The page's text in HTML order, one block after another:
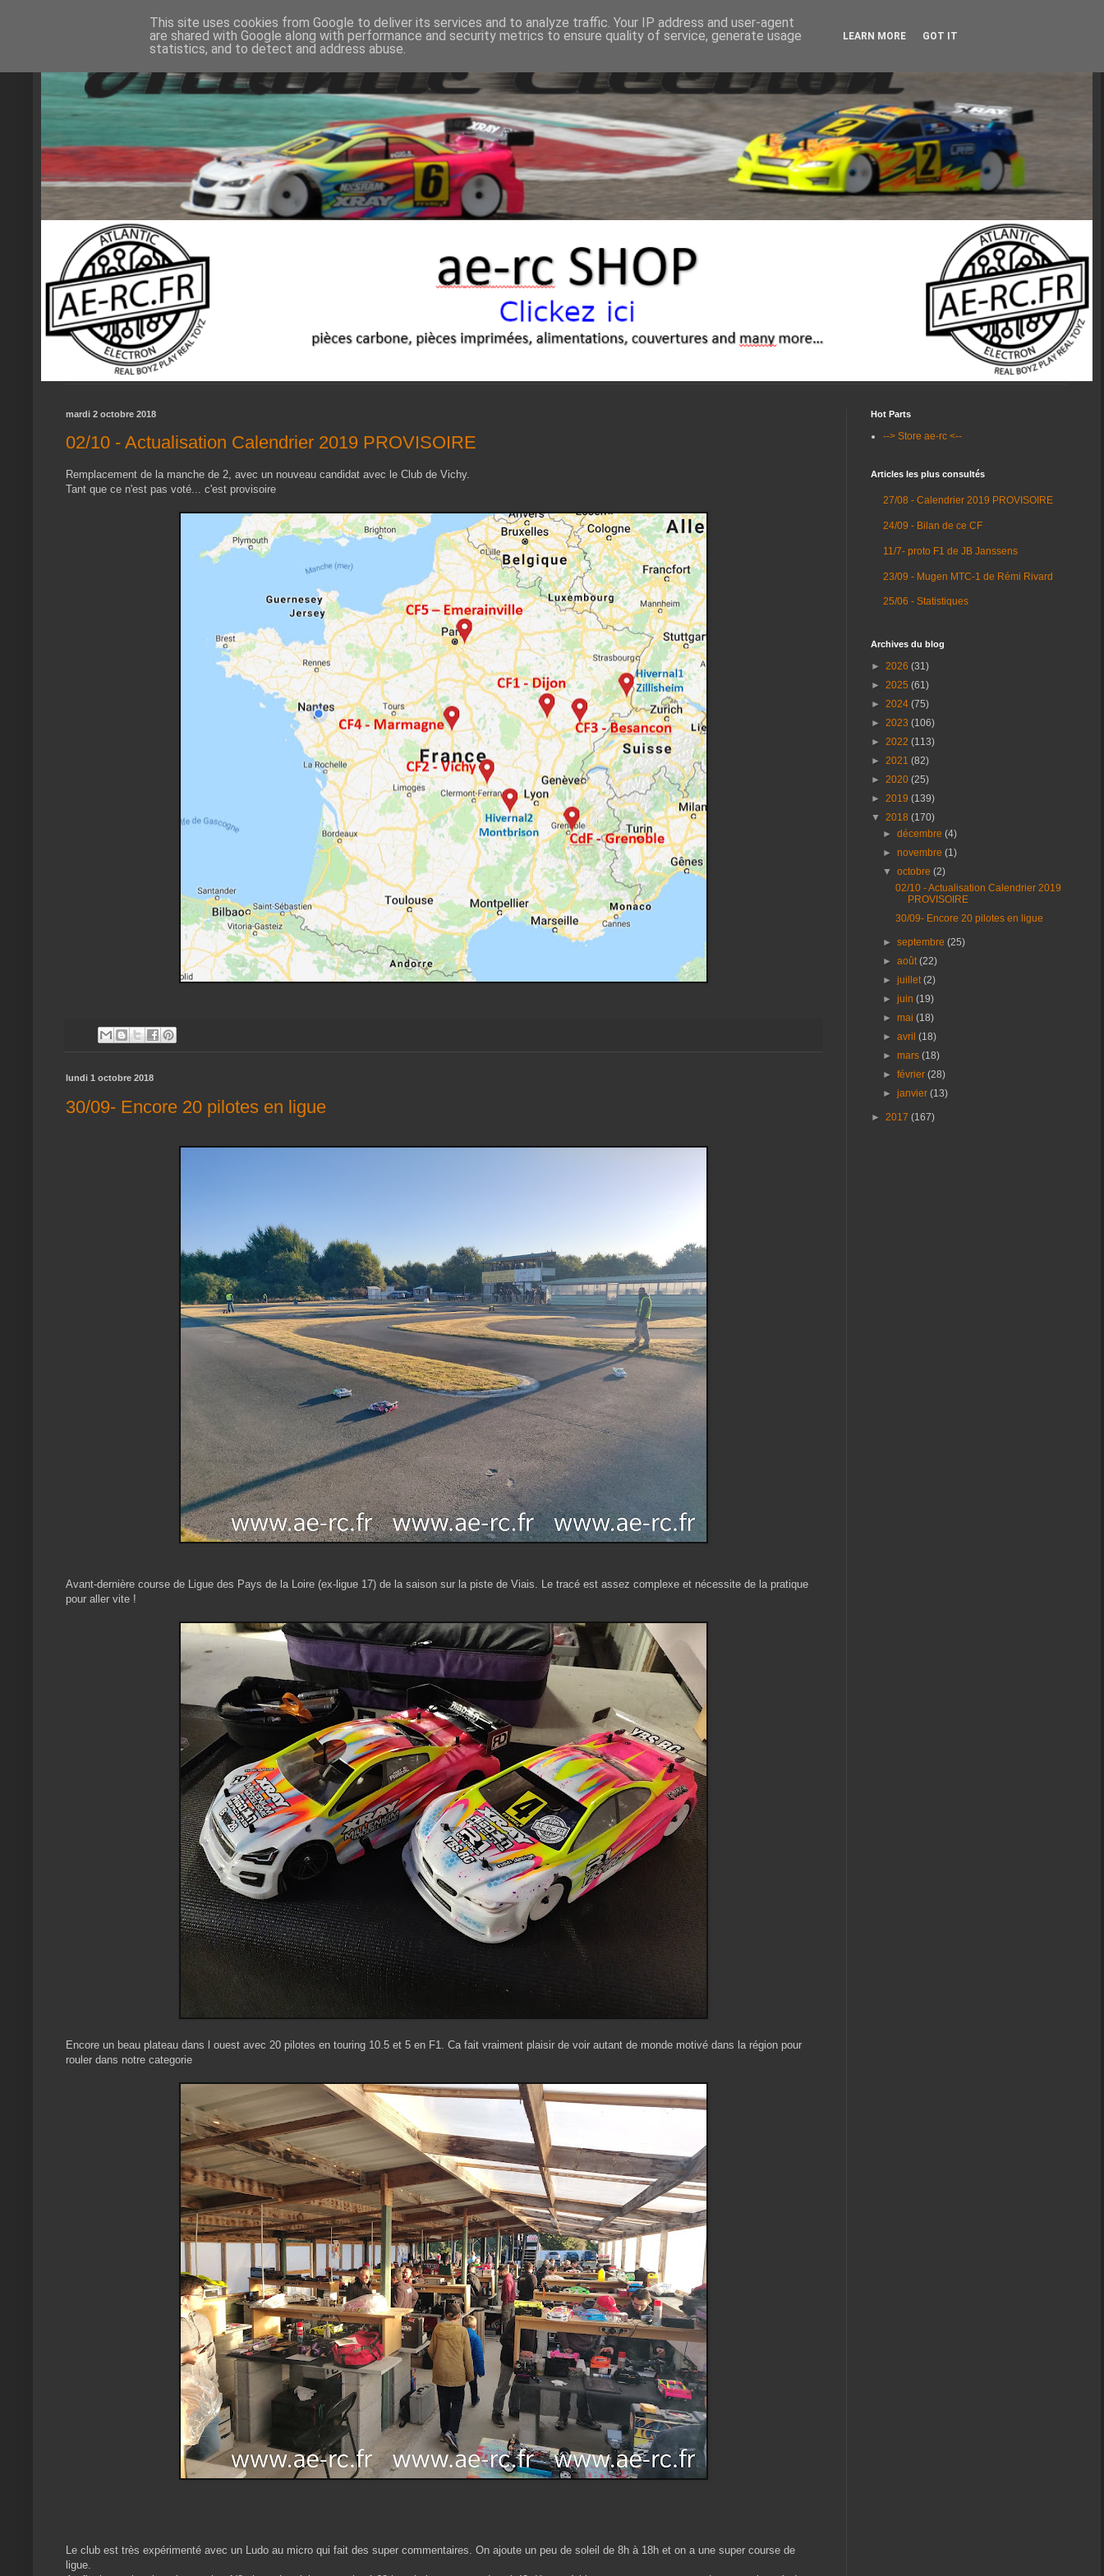
mardi 2 octobre 2018
02/10 - Actualisation Calendrier 2019 PROVISOIRE
Remplacement de la manche de 2, avec un nouveau candidat avec le Club de Vichy.
Tant que ce n'est pas voté... c'est provisoire
lundi 1 octobre 2018
30/09- Encore 20 pilotes en ligue
Avant-dernière course de Ligue des Pays de la Loire (ex-ligue 17) de la saison sur la piste de Viais. Le tracé est assez complexe et nécessite de la pratique
pour aller vite !
Encore un beau plateau dans l ouest avec 20 pilotes en touring 10.5 et 5 en F1. Ca fait vraiment plaisir de voir autant de monde motivé dans la région pour
rouler dans notre categorie
Le club est très expérimenté avec un Ludo au micro qui fait des super commentaires. On ajoute un peu de soleil de 8h à 18h et on a une super course de
ligue.
Hot Parts
--> Store ae-rc <--
Articles les plus consultés
27/08 - Calendrier 2019 PROVISOIRE
24/09 - Bilan de ce CF
11/7- proto F1 de JB Janssens
23/09 - Mugen MTC-1 de Rémi Rivard
25/06 - Statistiques
Archives du blog
► 2026 (31)
► 2025 (61)
► 2024 (75)
► 2023 (106)
► 2022 (113)
► 2021 (82)
► 2020 (25)
► 2019 (139)
▼ 2018 (170)
►décembre(4)
►novembre(1)
▼octobre(2)
02/10 - Actualisation Calendrier 2019
PROVISOIRE
30/09- Encore 20 pilotes en ligue
►septembre(25)
►août(22)
►juillet(2)
►juin(19)
►mai(18)
►avril(18)
►mars(18)
►février(28)
►janvier(13)
► 2017 (167)
This site uses cookies from Google to deliver its services and to analyze traffic. Your IP address and user-agent
are shared with Google along with performance and security metrics to ensure quality of service, generate usage
statistics, and to detect and address abuse.
LEARN MORE GOT IT